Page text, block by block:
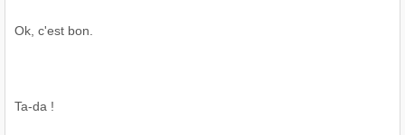
Ok, c'est bon.
Ta-da !